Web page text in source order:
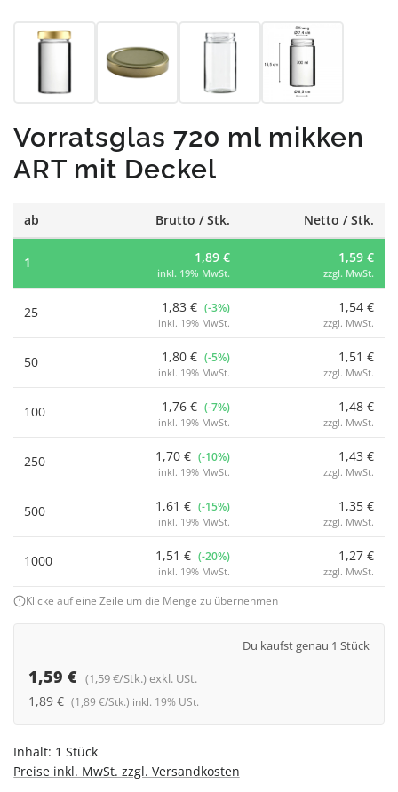
Vorratsglas 720 ml mikken
ART mit Deckel
ab Brutto / Stk. Netto / Stk.
1 1,89 €
inkl. 19% MwSt.
1,59 €
zzgl. MwSt.
25 1,83 € (-3%)
inkl. 19% MwSt.
1,54 €
zzgl. MwSt.
50 1,80 € (-5%)
inkl. 19% MwSt.
1,51 €
zzgl. MwSt.
100 1,76 € (-7%)
inkl. 19% MwSt.
1,48 €
zzgl. MwSt.
250 1,70 € (-10%)
inkl. 19% MwSt.
1,43 €
zzgl. MwSt.
500 1,61 € (-15%)
inkl. 19% MwSt.
1,35 €
zzgl. MwSt.
1000 1,51 € (-20%)
inkl. 19% MwSt.
1,27 €
zzgl. MwSt.
Klicke auf eine Zeile um die Menge zu übernehmen
Du kaufst genau 1 Stück
1,59 € (1,59 €/Stk.) exkl. USt.
1,89 € (1,89 €/Stk.) inkl. 19% USt.
Inhalt: 1 Stück
Preise inkl. MwSt. zzgl. Versandkosten